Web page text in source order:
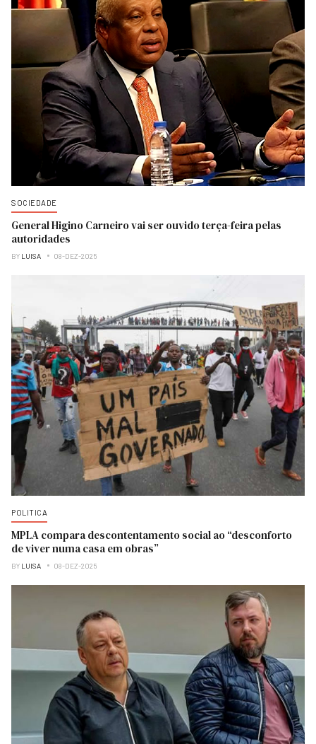
SOCIEDADE
General Higino Carneiro vai ser ouvido terça-feira pelas
autoridades
BY LUISA 08-DEZ-2025
POLITICA
MPLA compara descontentamento social ao “desconforto
de viver numa casa em obras”
BY LUISA 08-DEZ-2025